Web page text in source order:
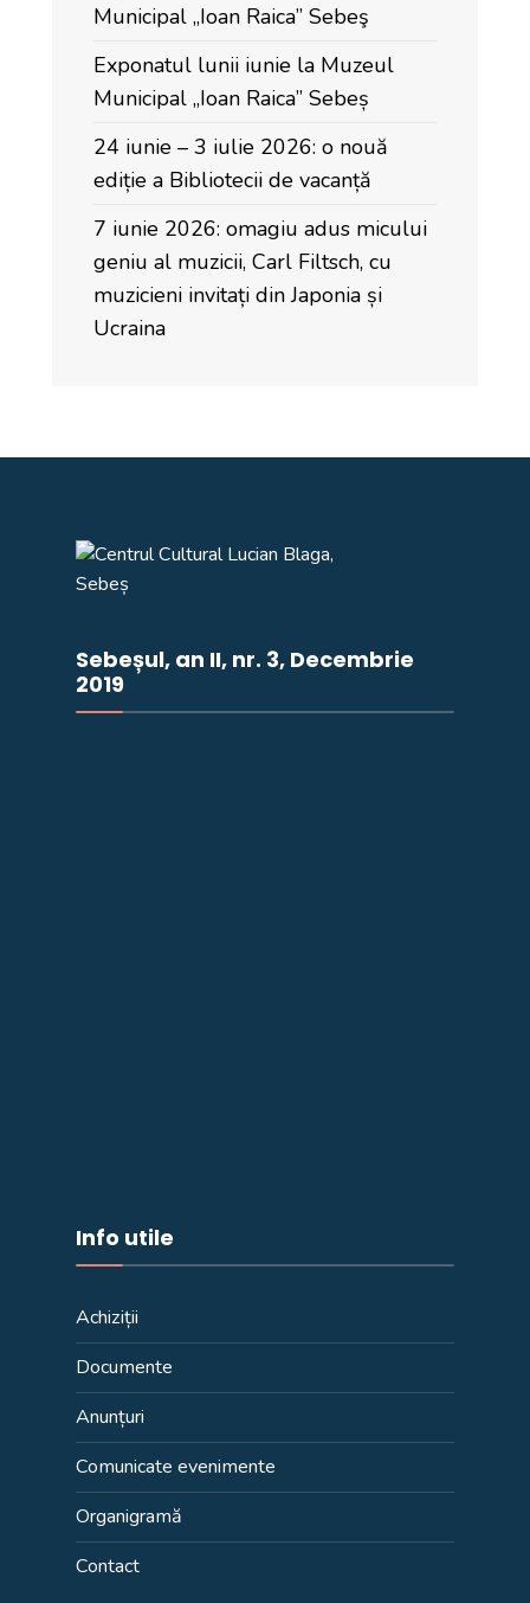
Municipal „Ioan Raica” Sebeş
Exponatul lunii iunie la Muzeul
Municipal „Ioan Raica” Sebeș
24 iunie – 3 iulie 2026: o nouă
ediție a Bibliotecii de vacanță
7 iunie 2026: omagiu adus micului
geniu al muzicii, Carl Filtsch, cu
muzicieni invitați din Japonia și
Ucraina
Sebeșul, an II, nr. 3, Decembrie
2019
Info utile
Achiziții
Documente
Anunțuri
Comunicate evenimente
Organigramă
Contact